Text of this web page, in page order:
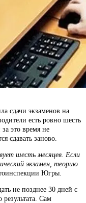
сдачи экзаменов на
есть ровно шесть
это время не
сдавать заново.
шесть месяцев. Если
экзамен, теорию
Югры.
не позднее 30 дней с
Сам